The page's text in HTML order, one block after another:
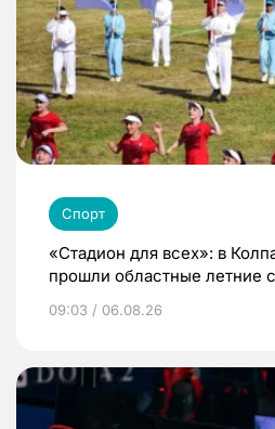
Спорт
«Стадион для всех»: в
прошли областные летние
09:03 / 06.08.26